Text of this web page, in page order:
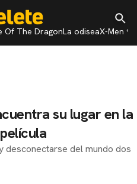
Of The DragonLa odiseaX-Men 97
su lugar en la
desconectarse del mundo dos